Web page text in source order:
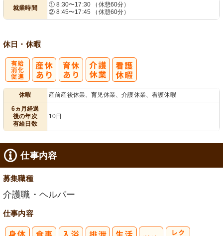
就業時間
① 8:30〜17:30 （休憩60分）
② 8:45〜17:45 （休憩60分）
休日・休暇
休暇
産前産後休業、育児休業、介護休業、看護休暇
6ヵ月経過
後の年次
有給日数
10日
仕事内容
募集職種
介護職・ヘルパー
仕事内容